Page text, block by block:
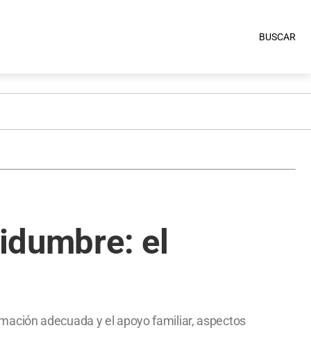
BUSCAR
el
adecuada y el apoyo familiar, aspectos